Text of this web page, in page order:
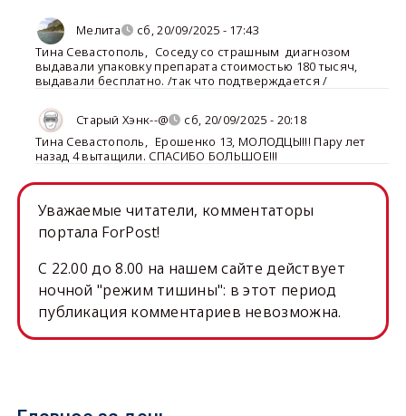
Мелита
сб, 20/09/2025 - 17:43
Тина Севастополь, Соседу со страшным диагнозом
выдавали упаковку препарата стоимостью 180 тысяч,
выдавали бесплатно. /так что подтверждается /
Старый Хэнк--@
сб, 20/09/2025 - 20:18
Тина Севастополь, Ерошенко 13, МОЛОДЦЫ!!! Пару лет
назад 4 вытащили. СПАСИБО БОЛЬШОЕ!!!
Уважаемые читатели, комментаторы
портала ForPost!
C 22.00 до 8.00 на нашем сайте действует
ночной "режим тишины": в этот период
публикация комментариев невозможна.